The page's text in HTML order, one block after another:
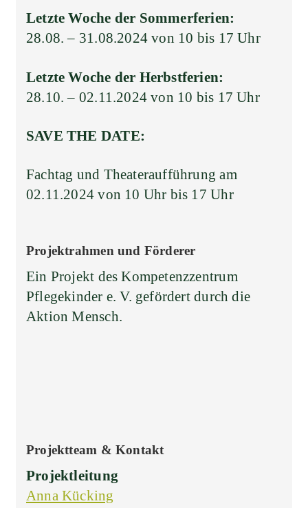
Letzte Woche der Sommerferien:
28.08. – 31.08.2024 von 10 bis 17 Uhr
Letzte Woche der Herbstferien:
28.10. – 02.11.2024 von 10 bis 17 Uhr
SAVE THE DATE:
Fachtag und Theateraufführung am
02.11.2024 von 10 Uhr bis 17 Uhr
Projektrahmen und Förderer
Ein Projekt des Kompetenzzentrum
Pflegekinder e. V. gefördert durch die
Aktion Mensch.
Projektteam & Kontakt
Projektleitung
Anna Kücking